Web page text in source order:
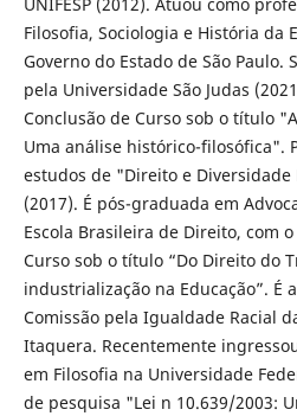
UNIFESP (2012). Atuou como
Filosofia, Sociologia e História da
Governo do Estado de São Paulo.
pela Universidade São Judas
Conclusão de Curso sob o título
Uma análise histórico-filosófica".
estudos de "Direito e Diversidade
(2017). É pós-graduada em
Escola Brasileira de Direito, com
Curso sob o título “Do Direito do
industrialização na Educação”. É
Comissão pela Igualdade Racial
Itaquera. Recentemente
em Filosofia na Universidade
de pesquisa "Lei n 10.639/2003: